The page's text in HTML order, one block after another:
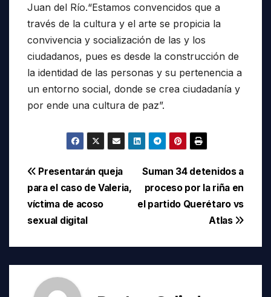
Juan del Río.“Estamos convencidos que a
través de la cultura y el arte se propicia la
convivencia y socialización de las y los
ciudadanos, pues es desde la construcción de
la identidad de las personas y su pertenencia a
un entorno social, donde se crea ciudadanía y
por ende una cultura de paz”.
Navegación
de
entradas
Suman 34 detenidos a
proceso por la riña en
el partido Querétaro vs
Atlas
Presentarán queja
para el caso de Valeria,
víctima de acoso
sexual digital